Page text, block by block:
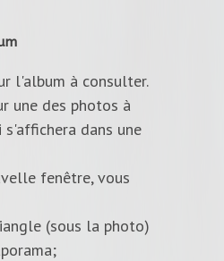
l'album à consulter.
une des photos à
s'affichera dans une
fenêtre, vous
(sous la photo)